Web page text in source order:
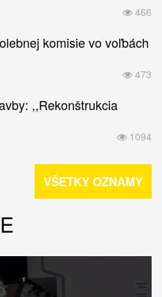
466
komisie vo voľbách
473
,,Rekonštrukcia
1094
VŠETKY OZNAMY